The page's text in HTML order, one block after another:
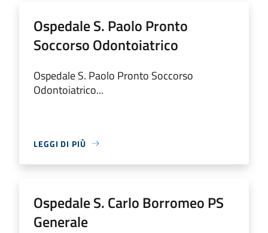
Ospedale S. Paolo Pronto
Soccorso Odontoiatrico
Ospedale S. Paolo Pronto Soccorso
Odontoiatrico...
LEGGI DI PIÙ
Ospedale S. Carlo Borromeo PS
Generale